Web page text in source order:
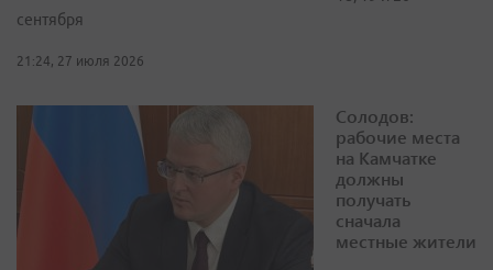
сентября
21:24, 27 июля 2026
Солодов:
рабочие места
на Камчатке
должны
получать
сначала
местные жители